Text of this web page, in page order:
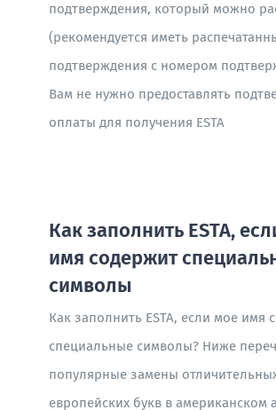
подтверждения, который можно
(рекомендуется иметь
подтверждения с номером
Вам не нужно предоставлять
оплаты для получения ESTA
Как заполнить ESTA,
имя содержит
символы
Как заполнить ESTA, если мое имя
специальные символы? Ниже
популярные замены
европейских букв в американском